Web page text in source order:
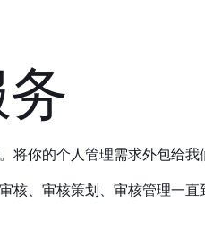
将你的个人管理需求外包给我
核、审核策划、审核管理一